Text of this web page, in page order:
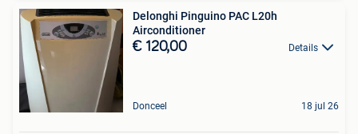
Delonghi Pinguino PAC L20h
Airconditioner
€ 120,00 Details
Donceel 18 jul 26